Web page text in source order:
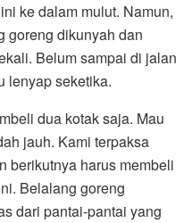
ke dalam mulut. Namun,
goreng dikunyah dan
Belum sampai di jalan
lenyap seketika.
dua kotak saja. Mau
jauh. Kami terpaksa
berikutnya harus membeli
Belalang goreng
dari pantai-pantai yang